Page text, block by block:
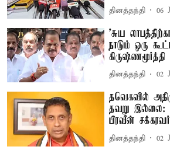
தினத்தந்தி 06
’சுய
நாடும் ஒரு
தினத்தந்தி 02
தவெகவில்
தவறு இல்லை:
பிரவீன்
தினத்தந்தி 02